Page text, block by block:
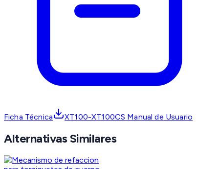
Ficha Técnica XT100-XT100CS Manual de Usuario
Alternativas Similares